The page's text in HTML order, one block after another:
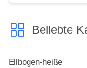
Beliebte
Ellbogen-heiße